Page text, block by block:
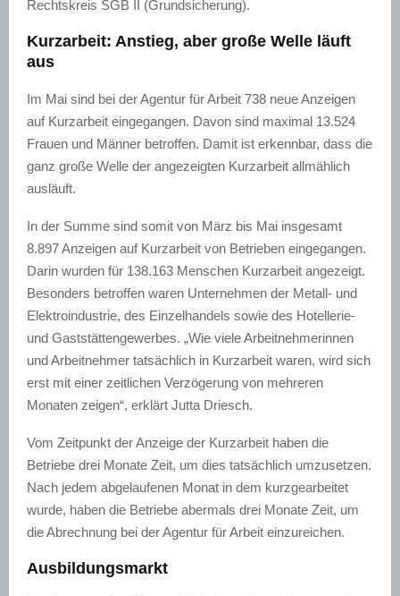
Rechtskreis SGB II (Grundsicherung).
Kurzarbeit: Anstieg, aber große Welle läuft
aus
Im Mai sind bei der Agentur für Arbeit 738 neue Anzeigen
auf Kurzarbeit eingegangen. Davon sind maximal 13.524
Frauen und Männer betroffen. Damit ist erkennbar, dass die
ganz große Welle der angezeigten Kurzarbeit allmählich
ausläuft.
In der Summe sind somit von März bis Mai insgesamt
8.897 Anzeigen auf Kurzarbeit von Betrieben eingegangen.
Darin wurden für 138.163 Menschen Kurzarbeit angezeigt.
Besonders betroffen waren Unternehmen der Metall- und
Elektroindustrie, des Einzelhandels sowie des Hotellerie-
und Gaststättengewerbes. „Wie viele Arbeitnehmerinnen
und Arbeitnehmer tatsächlich in Kurzarbeit waren, wird sich
erst mit einer zeitlichen Verzögerung von mehreren
Monaten zeigen“, erklärt Jutta Driesch.
Vom Zeitpunkt der Anzeige der Kurzarbeit haben die
Betriebe drei Monate Zeit, um dies tatsächlich umzusetzen.
Nach jedem abgelaufenen Monat in dem kurzgearbeitet
wurde, haben die Betriebe abermals drei Monate Zeit, um
die Abrechnung bei der Agentur für Arbeit einzureichen.
Ausbildungsmarkt